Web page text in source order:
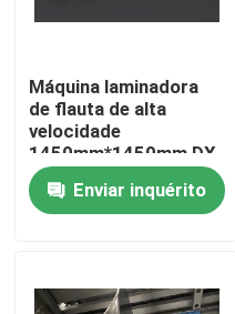
Para casa
Produtos
Sobre nós
Visita à fábrica
Máquina laminadora
de flauta de alta
velocidade
1450mm*1450mm DX-
1450
Enviar inquérito